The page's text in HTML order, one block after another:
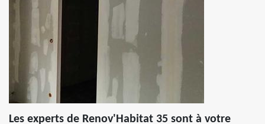
Les experts de Renov'Habitat 35 sont à votre